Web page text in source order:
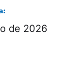
de 2026